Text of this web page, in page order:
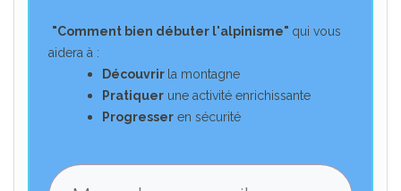
"Comment bien débuter l'alpinisme" qui vous
aidera à :
Découvrir la montagne
Pratiquer une activité enrichissante
Progresser en sécurité